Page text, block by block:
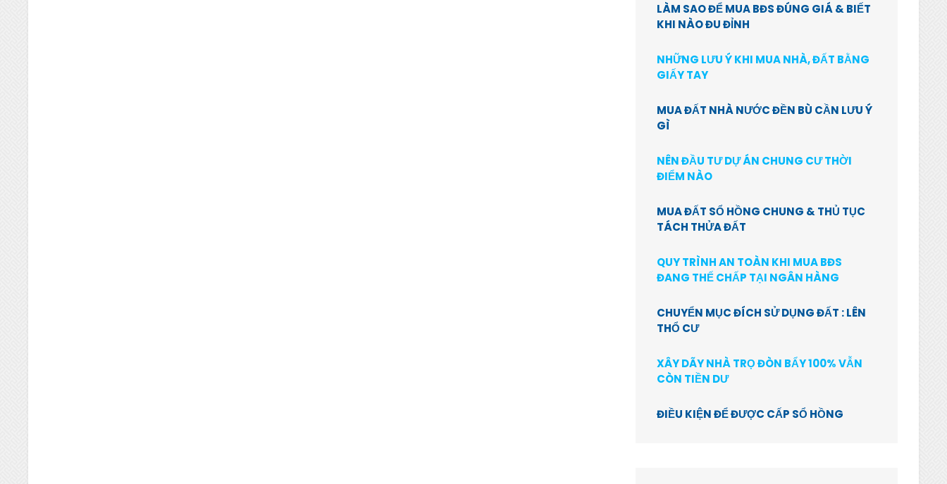
LÀM SAO ĐỂ MUA BĐS ĐÚNG GIÁ & BIẾT
KHI NÀO ĐU ĐỈNH
NHỮNG LƯU Ý KHI MUA NHÀ, ĐẤT BẰNG
GIẤY TAY
MUA ĐẤT NHÀ NƯỚC ĐỀN BÙ CẦN LƯU Ý
GÌ
NÊN ĐẦU TƯ DỰ ÁN CHUNG CƯ THỜI
ĐIỂM NÀO
MUA ĐẤT SỔ HỒNG CHUNG & THỦ TỤC
TÁCH THỬA ĐẤT
QUY TRÌNH AN TOÀN KHI MUA BĐS
ĐANG THẾ CHẤP TẠI NGÂN HÀNG
CHUYỂN MỤC ĐÍCH SỬ DỤNG ĐẤT : LÊN
THỔ CƯ
XÂY DÃY NHÀ TRỌ ĐÒN BẨY 100% VẪN
CÒN TIỀN DƯ
ĐIỀU KIỆN ĐỂ ĐƯỢC CẤP SỔ HỒNG